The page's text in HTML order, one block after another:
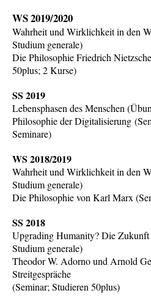
WS 2019/2020
Wahrheit und Wirklichkeit in den
Studium generale)
Die Philosophie Friedrich
50plus; 2 Kurse)
SS 2019
Lebensphasen des Menschen
Philosophie der Digitalisierung
Seminare)
WS 2018/2019
Wahrheit und Wirklichkeit in den
Studium generale)
Die Philosophie von Karl Marx
SS 2018
Upgrading Humanity? Die
Studium generale)
Theodor W. Adorno und Arnold
Streitgespräche
(Seminar; Studieren 50plus)